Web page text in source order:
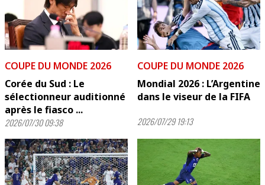
COUPE DU MONDE 2026
Corée du Sud : Le
sélectionneur auditionné
après le fiasco ...
2026/07/30 09:38
COUPE DU MONDE 2026
Mondial 2026 : L’Argentine
dans le viseur de la FIFA
2026/07/29 19:13